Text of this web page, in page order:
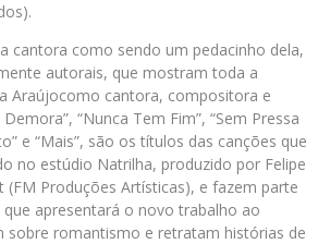
cantora como sendo um pedacinho dela,
autorais, que mostram toda a
Araújocomo cantora, compositora e
“Nunca Tem Fim”, “Sem Pressa
e “Mais”, são os títulos das canções que
no estúdio Natrilha, produzido por Felipe
(FM Produções Artísticas), e fazem parte
apresentará o novo trabalho ao
sobre romantismo e retratam histórias de